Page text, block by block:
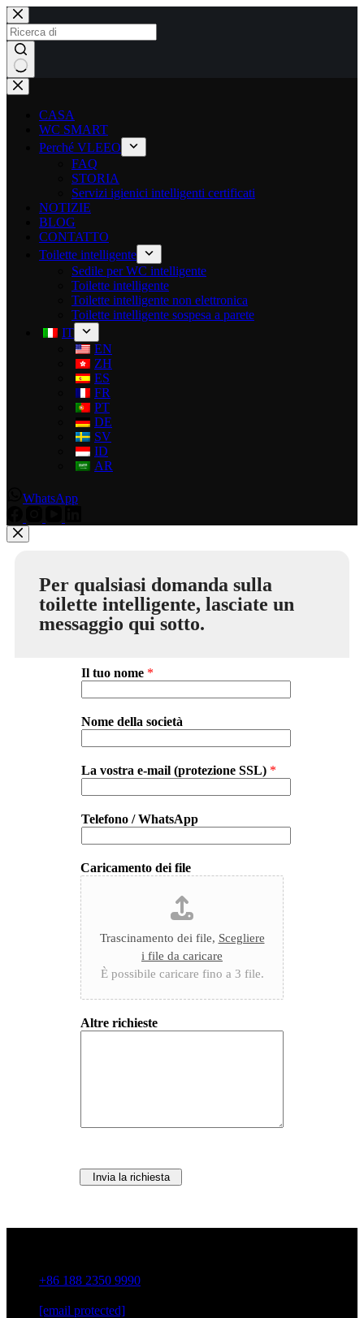
CASA
WC SMART
Perché VLEEO
FAQ
STORIA
Servizi igienici intelligenti certificati
NOTIZIE
BLOG
CONTATTO
Toilette intelligente
Sedile per WC intelligente
Toilette intelligente
Toilette intelligente non elettronica
Toilette intelligente sospesa a parete
IT
EN
ZH
ES
FR
PT
DE
SV
ID
AR
WhatsApp
Per qualsiasi domanda sulla
toilette intelligente, lasciate un
messaggio qui sotto.
Il tuo nome *
Nome della società
La vostra e-mail (protezione SSL) *
Telefono / WhatsApp
Caricamento dei file
Trascinamento dei file, Scegliere
i file da caricare
È possibile caricare fino a 3 file.
Altre richieste
Invia la richiesta
+86 188 2350 9990
[email protected]